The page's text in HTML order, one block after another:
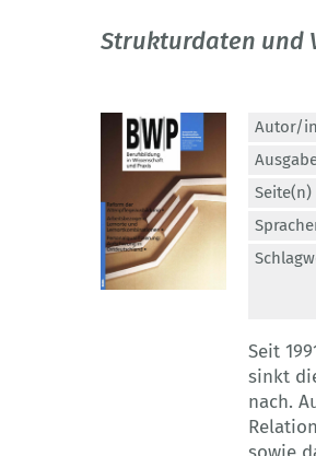
Strukturdaten und
Autor/in
Seite(n)
Seit
sinkt
nach.